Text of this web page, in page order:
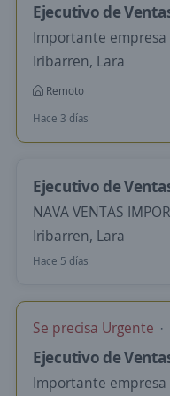
Ejecutivo de
Importante empresa
Iribarren, Lara
Remoto
Hace 3 días
Ejecutivo de
NAVA VENTAS
Iribarren, Lara
Hace 5 días
Se precisa Urgente
Ejecutivo de
Importante empresa